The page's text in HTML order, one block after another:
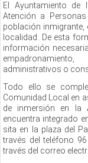
El Ayuntamiento de
Atención a
población inmigrante,
localidad. De esta
información
administrativos o
Todo ello se
Comunidad Local en
de inmersión en la
encuentra integrado
sita en la plaza del
través del teléfono
través del correo